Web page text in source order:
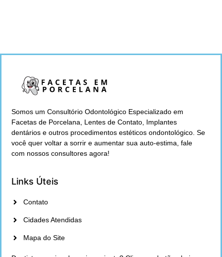
Somos um Consultório Odontológico Especializado em
Facetas de Porcelana, Lentes de Contato, Implantes
dentários e outros procedimentos estéticos ondontológico. Se
você quer voltar a sorrir e aumentar sua auto-estima, fale
com nossos consultores agora!
Links Úteis
Contato
Cidades Atendidas
Mapa do Site